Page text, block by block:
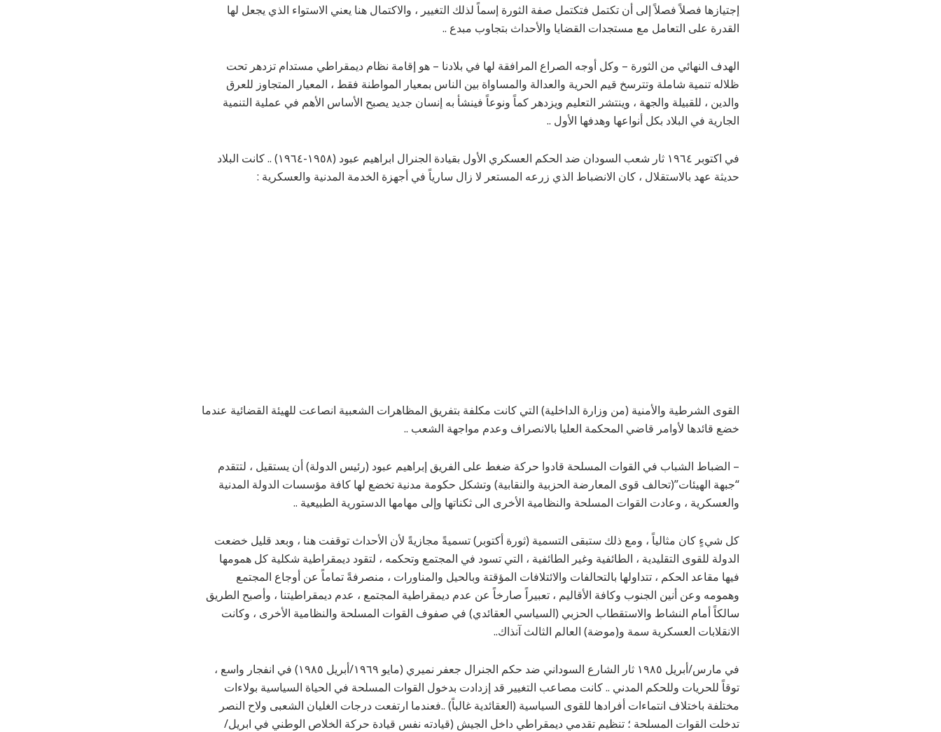
إجتيازها فصلاً فصلاً إلى أن تكتمل فتكتمل صفة الثورة إسماً لذلك التغيير ، والاكتمال هنا يعني الاستواء الذي يجعل لها
القدرة على التعامل مع مستجدات القضايا والأحداث بتجاوب مبدع ..
الهدف النهائي من الثورة – وكل أوجه الصراع المرافقة لها في بلادنا – هو إقامة نظام ديمقراطي مستدام تزدهر تحت
ظلاله تنمية شاملة وتترسخ قيم الحرية والعدالة والمساواة بين الناس بمعيار المواطنة فقط ، المعيار المتجاوز للعرق
والدين ، للقبيلة والجهة ، وينتشر التعليم ويزدهر كماً ونوعاً فينشأ به إنسان جديد يصبح الأساس الأهم في عملية التنمية
الجارية في البلاد بكل أنواعها وهدفها الأول ..
في اكتوبر ١٩٦٤ ثار شعب السودان ضد الحكم العسكري الأول بقيادة الجنرال ابراهيم عبود (١٩٥٨-١٩٦٤) .. كانت البلاد
حديثة عهد بالاستقلال ، كان الانضباط الذي زرعه المستعر لا زال سارياً في أجهزة الخدمة المدنية والعسكرية :
القوى الشرطية والأمنية (من وزارة الداخلية) التي كانت مكلفة بتفريق المظاهرات الشعبية انصاعت للهيئة القضائية عندما
خضع قائدها لأوامر قاضي المحكمة العليا بالانصراف وعدم مواجهة الشعب ..
– الضباط الشباب في القوات المسلحة قادوا حركة ضغط على الفريق إبراهيم عبود (رئيس الدولة) أن يستقيل ، لتتقدم
“جبهة الهيئات”(تحالف قوى المعارضة الحزبية والنقابية) وتشكل حكومة مدنية تخضع لها كافة مؤسسات الدولة المدنية
والعسكرية ، وعادت القوات المسلحة والنظامية الأخرى الى ثكناتها وإلى مهامها الدستورية الطبيعية ..
كل شيءٍ كان مثالياً ، ومع ذلك ستبقى التسمية (ثورة أكتوبر) تسميةً مجازيةً لأن الأحداث توقفت هنا ، وبعد قليل خضعت
الدولة للقوى التقليدية ، الطائفية وغير الطائفية ، التي تسود في المجتمع وتحكمه ، لتقود ديمقراطية شكلية كل همومها
فيها مقاعد الحكم ، تتداولها بالتحالفات والائتلافات المؤقتة وبالحيل والمناورات ، منصرفةً تماماً عن أوجاع المجتمع
وهمومه وعن أنين الجنوب وكافة الأقاليم ، تعبيراً صارخاً عن عدم ديمقراطية المجتمع ، عدم ديمقراطيتنا ، وأصبح الطريق
سالكاً أمام النشاط والاستقطاب الحزبي (السياسي العقائدي) في صفوف القوات المسلحة والنظامية الأخرى ، وكانت
الانقلابات العسكرية سمة و(موضة) العالم الثالث آنذاك..
في مارس/أبريل ١٩٨٥ ثار الشارع السوداني ضد حكم الجنرال جعفر نميري (مايو ١٩٦٩/أبريل ١٩٨٥) في انفجار واسع ،
توقاً للحريات وللحكم المدني .. كانت مصاعب التغيير قد إزدادت بدخول القوات المسلحة في الحياة السياسية بولاءات
مختلفة باختلاف انتماءات أفرادها للقوى السياسية (العقائدية غالباً) ..فعندما ارتفعت درجات الغليان الشعبى ولاح النصر
تدخلت القوات المسلحة ؛ تنظيم تقدمي ديمقراطي داخل الجيش (قيادته نفس قيادة حركة الخلاص الوطني في ابريل/